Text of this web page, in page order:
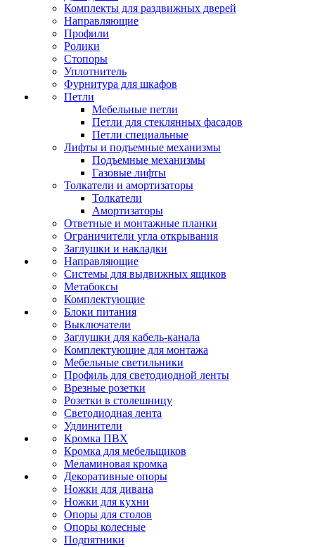
Комплекты для раздвижных дверей
Направляющие
Профили
Ролики
Стопоры
Уплотнитель
Фурнитура для шкафов
Петли
Мебельные петли
Петли для стеклянных фасадов
Петли специальные
Лифты и подъемные механизмы
Подъемные механизмы
Газовые лифты
Толкатели и амортизаторы
Толкатели
Амортизаторы
Ответные и монтажные планки
Ограничители угла открывания
Заглушки и накладки
Направляющие
Системы для выдвижных ящиков
Метабоксы
Комплектующие
Блоки питания
Выключатели
Заглушки для кабель-канала
Комплектующие для монтажа
Мебельные светильники
Профиль для светодиодной ленты
Врезные розетки
Розетки в столешницу
Светодиодная лента
Удлинители
Кромка ПВХ
Кромка для мебельщиков
Меламиновая кромка
Декоративные опоры
Ножки для дивана
Ножки для кухни
Опоры для столов
Опоры колесные
Подпятники